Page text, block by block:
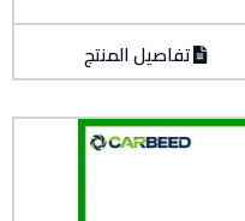
تفاصيل المنتج